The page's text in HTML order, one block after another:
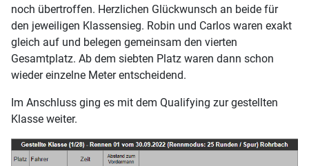
noch übertroffen. Herzlichen Glückwunsch an beide für
den jeweiligen Klassensieg. Robin und Carlos waren exakt
gleich auf und belegen gemeinsam den vierten
Gesamtplatz. Ab dem siebten Platz waren dann schon
wieder einzelne Meter entscheidend.
Im Anschluss ging es mit dem Qualifying zur gestellten
Klasse weiter.